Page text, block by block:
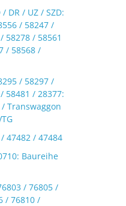
DR / UZ / SZD:
/ 58247 /
58278 / 58561
/ 58568 /
/ 58297 /
58481 / 28377:
Transwaggon
47482 / 47484
Baureihe
/ 76805 /
/ 76810 /